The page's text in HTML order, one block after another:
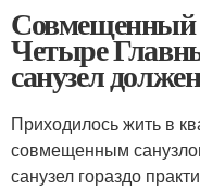
Совмещенный
Четыре
санузел
Приходилось жить в
совмещенным
санузел гораздо